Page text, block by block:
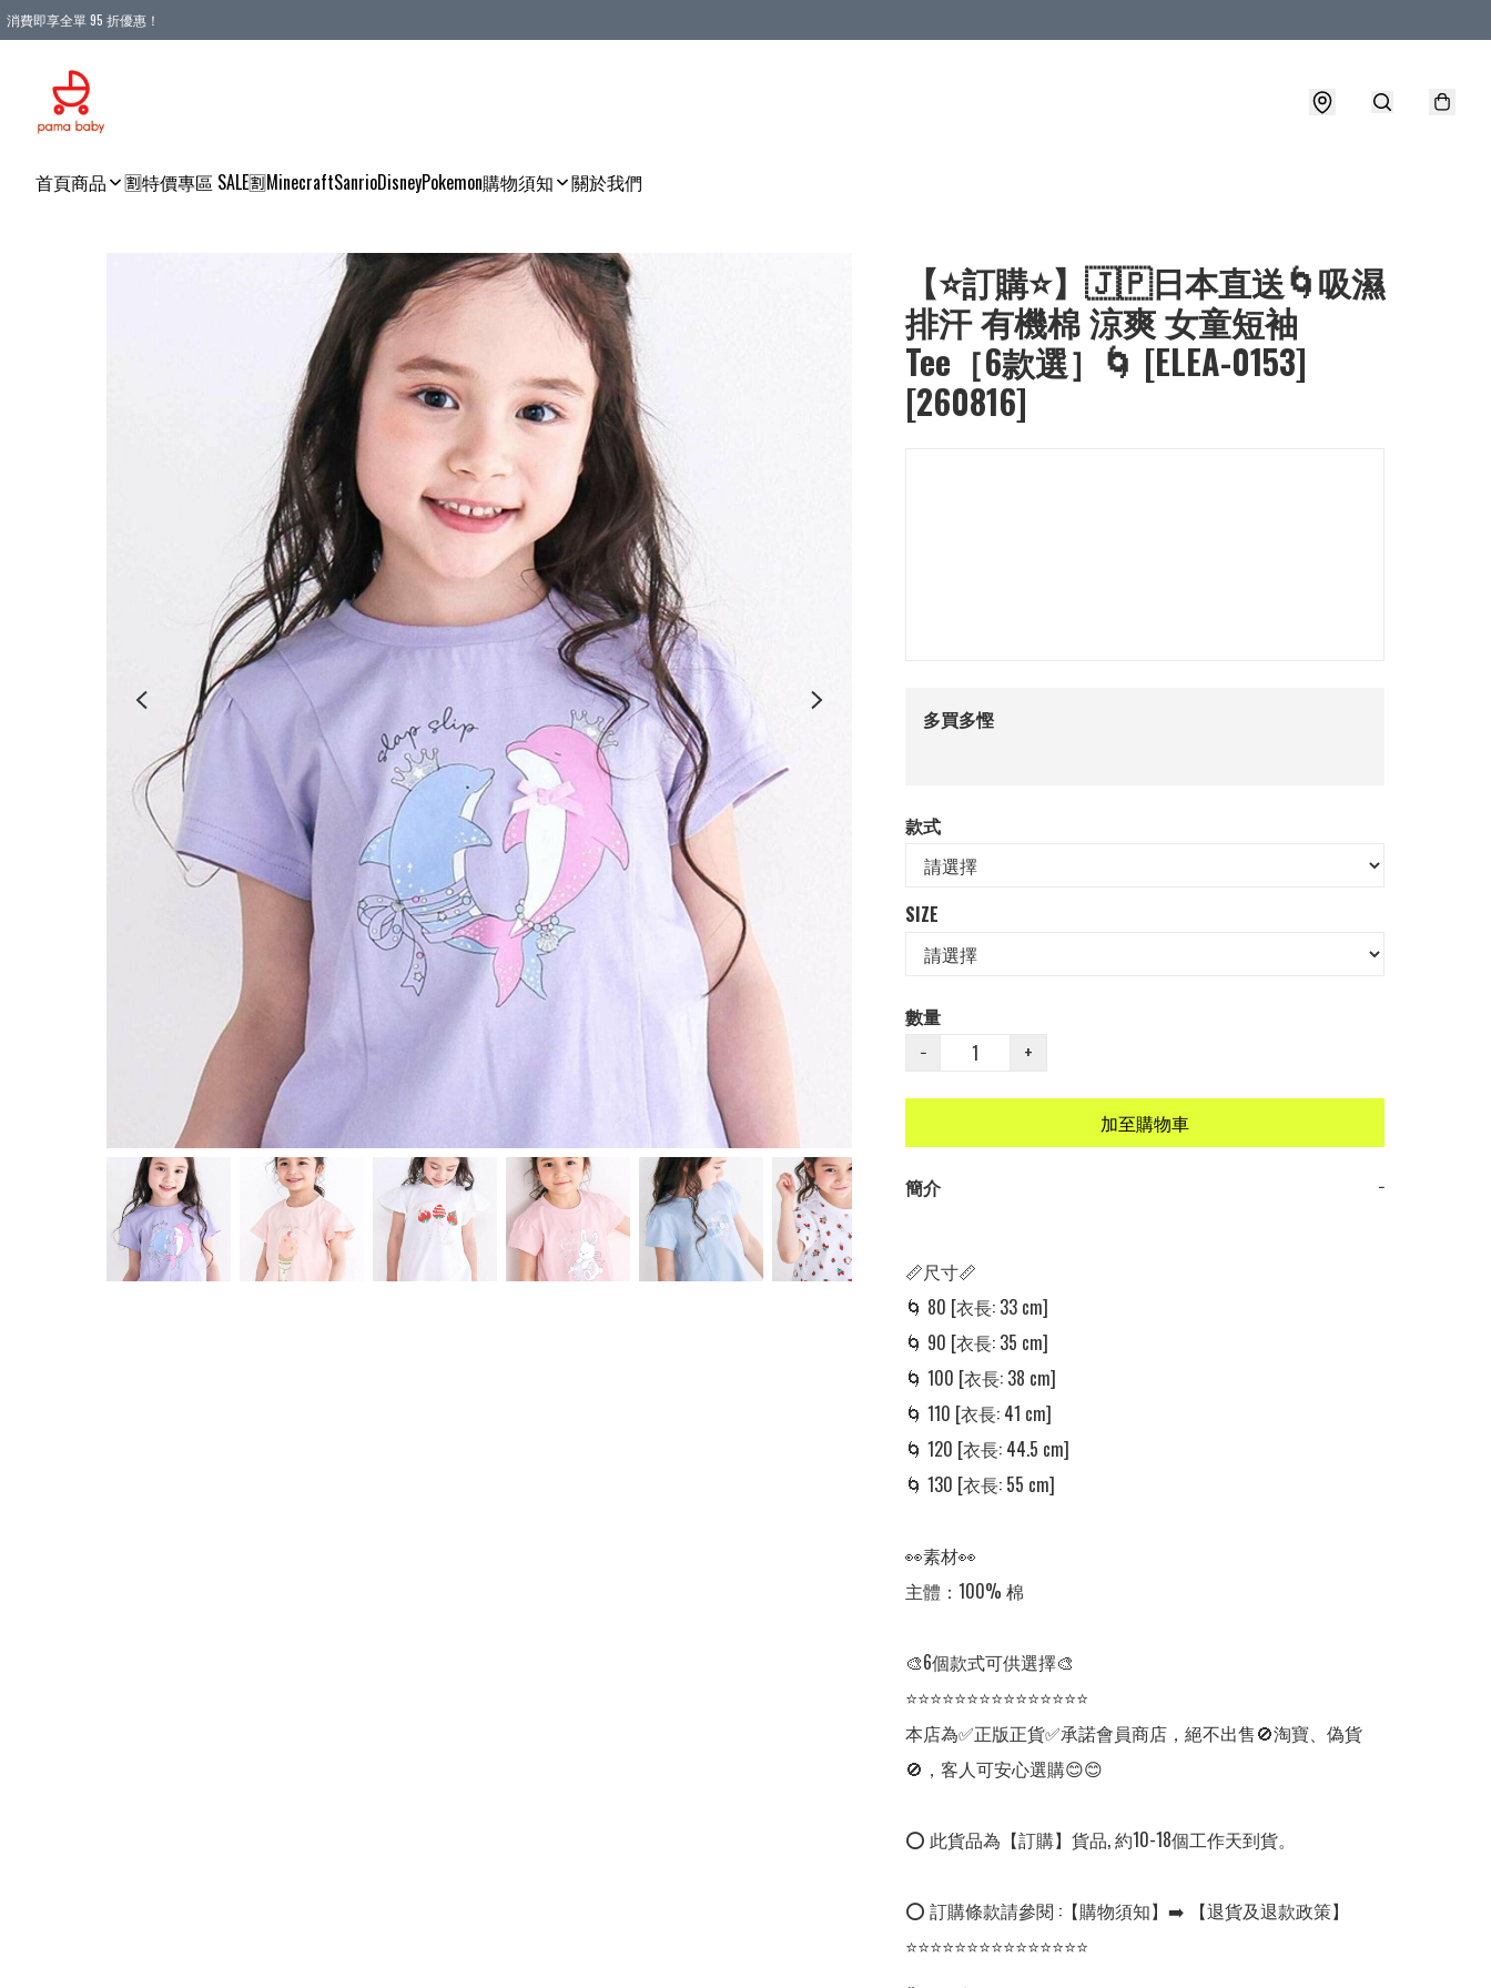
消費即享全單 95 折優惠！
首頁商品 🈹特價專區 SALE🈹MinecraftSanrioDisneyPokemon購物須知 關於我們
【⭐訂購⭐】🇯🇵日本直送🌀吸濕
排汗 有機棉 涼爽 女童短袖
Tee［6款選］🌀 [ELEA-0153]
[260816]
多買多慳
款式
SIZE
數量
−
+
加至購物車
簡介 −
📏尺寸📏
🌀 80 [衣長: 33 cm]
🌀 90 [衣長: 35 cm]
🌀 100 [衣長: 38 cm]
🌀 110 [衣長: 41 cm]
🌀 120 [衣長: 44.5 cm]
🌀 130 [衣長: 55 cm]
👀素材👀
主體：100% 棉
🎨6個款式可供選擇🎨
⭐⭐⭐⭐⭐⭐⭐⭐⭐⭐⭐⭐⭐⭐⭐
本店為✅正版正貨✅承諾會員商店，絕不出售🚫淘寶、偽貨
🚫，客人可安心選購😊😊
⭕ 此貨品為【訂購】貨品, 約10-18個工作天到貨。
⭕ 訂購條款請參閱 :【購物須知】➡️ 【退貨及退款政策】
⭐⭐⭐⭐⭐⭐⭐⭐⭐⭐⭐⭐⭐⭐⭐